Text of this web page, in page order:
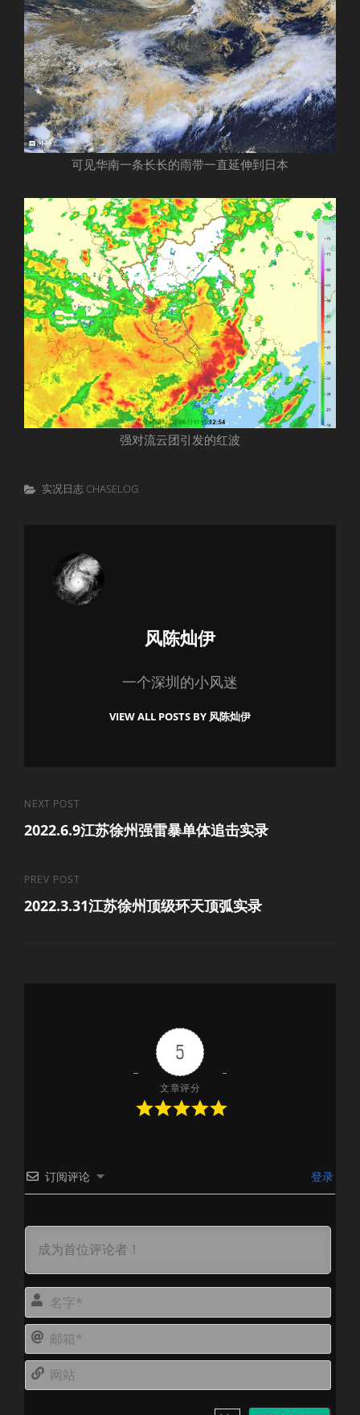
可见华南一条长长的雨带一直延伸到日本
强对流云团引发的红波
Categories
实况日志 CHASELOG
Author:
风陈灿伊
一个深圳的小风迷
VIEW ALL POSTS BY 风陈灿伊
文
章
航
Previous
Post
PREV POST
2022.3.31江苏徐州顶级环天顶弧实录
Next
Post
NEXT POST
2022.6.9江苏徐州强雷暴单体追击实录
5
文章评分
订阅评论 登录
字
箱
站